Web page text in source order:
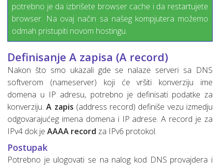
potrebno je da izbrišete browser cache i da restartujete
browser. Na ovaj način sa našeg kompjutera možemo
odmah pristupiti novom hostingu.
Definisanje A zapisa (A record)
Nakon što smo ukazali gde se nalaze serveri sa DNS
softverom (nameserver) koji će vršiti konverziju ime
domena u IP adresu, potrebno je definisati podatke za
konverziju.A zapis (address record) definiše vezu izmedju
odgovarajućeg imena domena i IP adrese. A record je za
IPv4 dok je AAAA record za IPv6 protokol.
Postupak
Potrebno je ulogovati se na nalog kod DNS provajdera i